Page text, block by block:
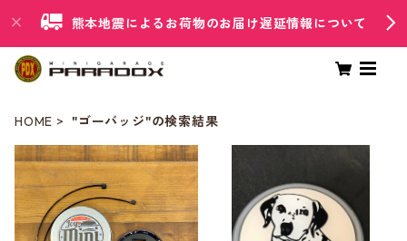
熊本地震によるお荷物のお届け遅延情報について
HOME "ゴーバッジ"の検索結果